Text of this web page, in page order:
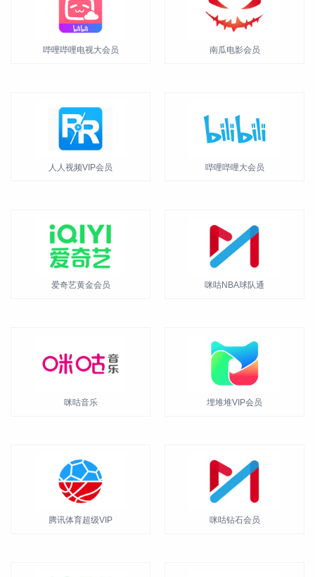
哔哩哔哩电视大会员 南瓜电影会员
人人视频VIP会员 哔哩哔哩大会员
爱奇艺黄金会员 咪咕NBA球队通
咪咕音乐 埋堆堆VIP会员
腾讯体育超级VIP 咪咕钻石会员